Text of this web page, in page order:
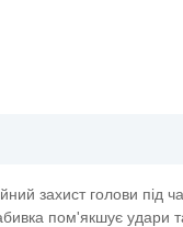
захист голови під
пом'якшує удари